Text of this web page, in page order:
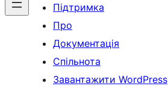
Підтримка
Про
Документація
Спільнота
Завантажити WordPress